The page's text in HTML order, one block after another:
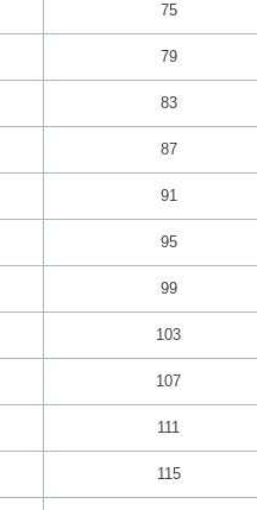
75
79
83
87
91
95
99
103
107
111
115